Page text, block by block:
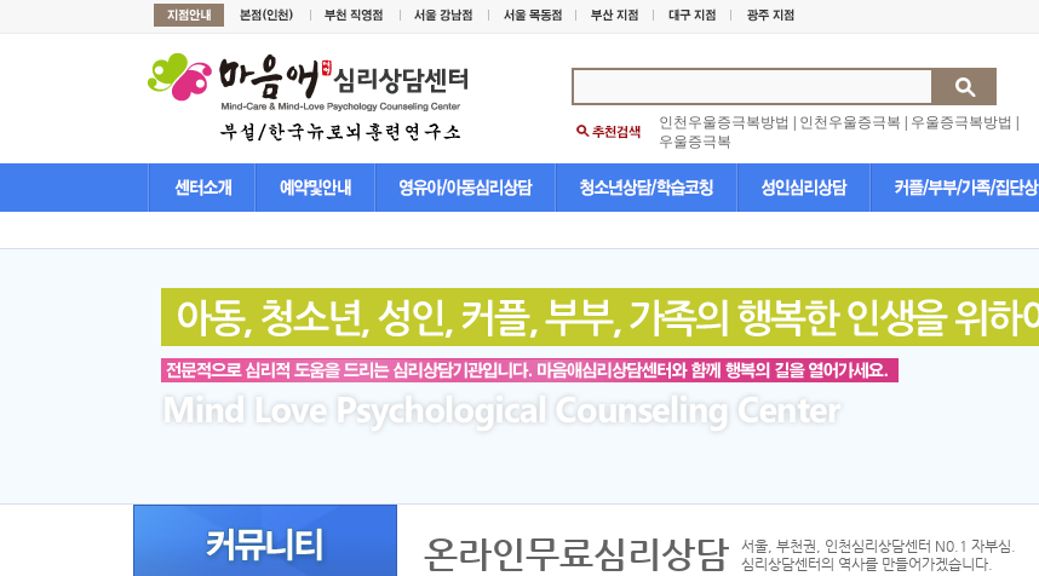
인천우울증극복방법 인천우울증극복 우울증극복방법
우울증극복
온라인무료심리상담
서울, 부천권, 인천심리상담센터 N0.1 자부심.
심리상담센터의 역사를 만들어가겠습니다.